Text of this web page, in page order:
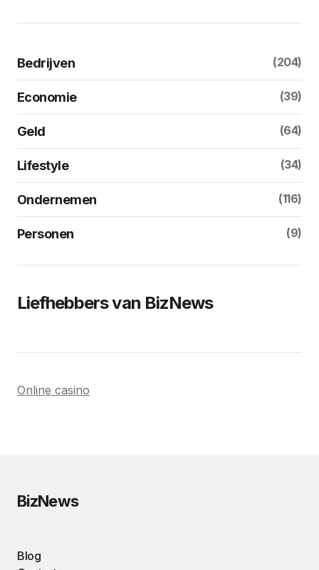
Bedrijven (204)
Economie (39)
Geld (64)
Lifestyle (34)
Ondernemen (116)
Personen (9)
Liefhebbers van BizNews
Online casino
BizNews
Blog